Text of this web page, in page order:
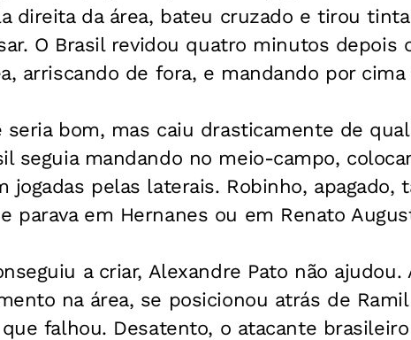
direita da área, bateu cruzado e tirou
O Brasil revidou quatro minutos depois
arriscando de fora, e mandando por cima
seria bom, mas caiu drasticamente de
seguia mandando no meio-campo,
jogadas pelas laterais. Robinho, apagado,
parava em Hernanes ou em Renato
a criar, Alexandre Pato não
na área, se posicionou atrás de
falhou. Desatento, o atacante